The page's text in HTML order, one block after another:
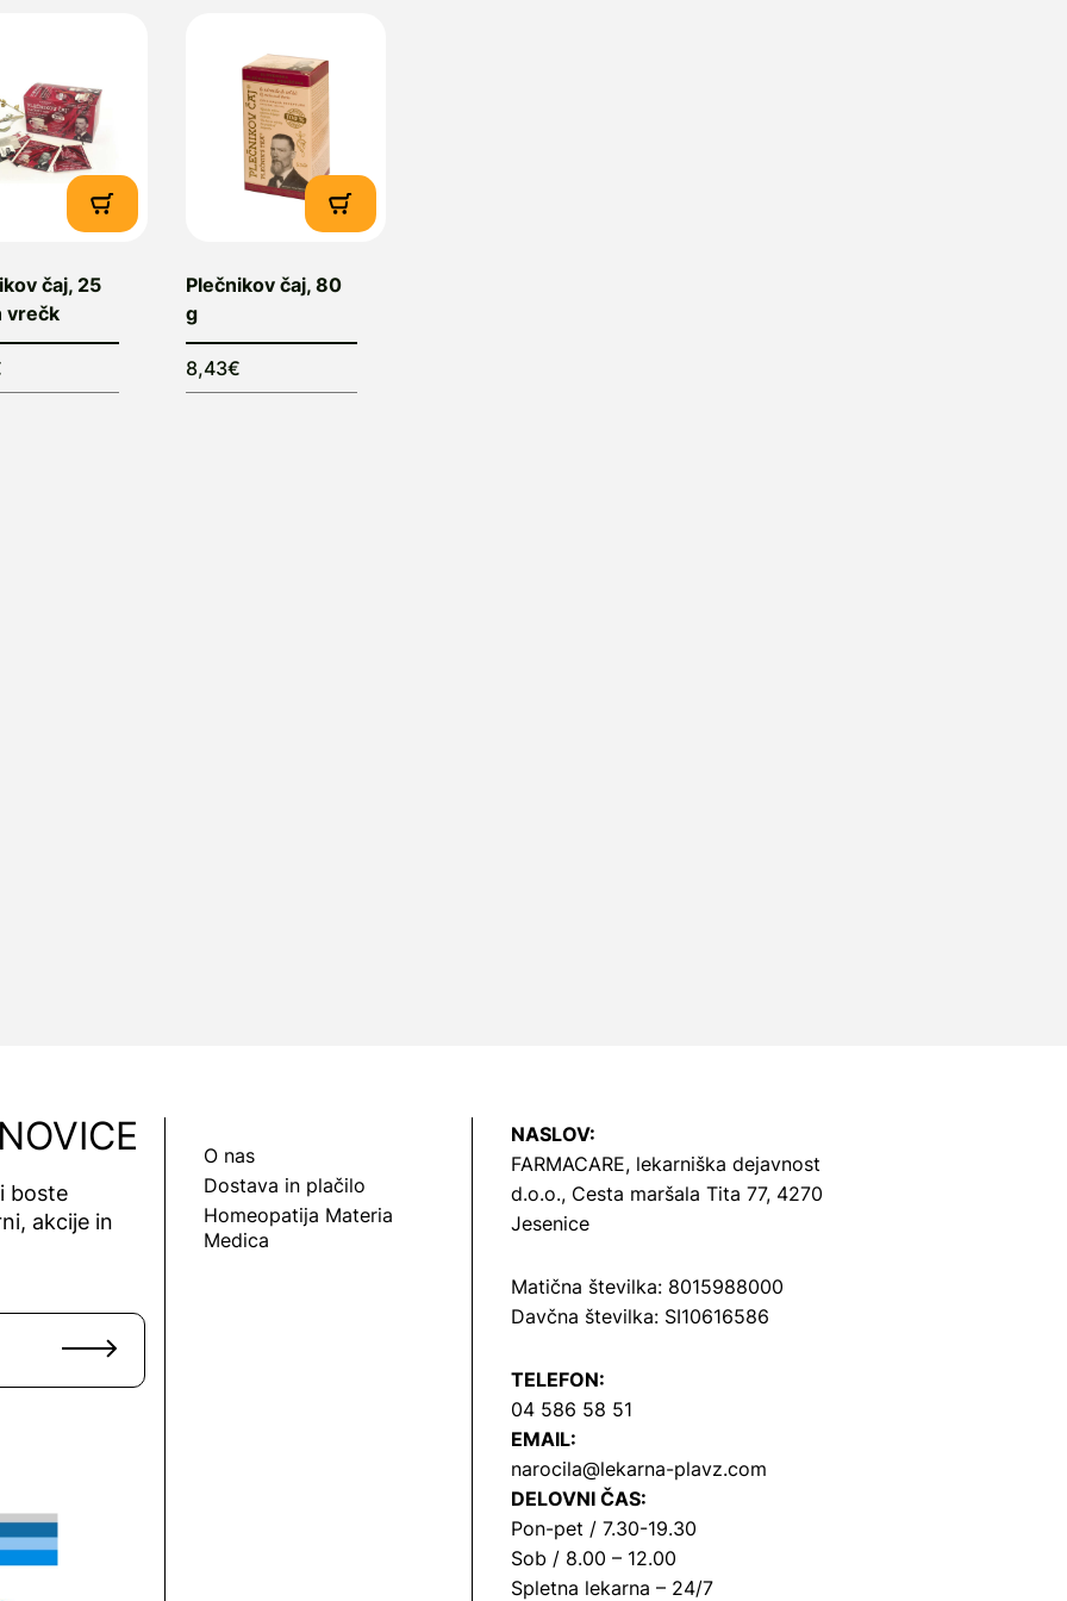
Jože Plečnik ni sladil čaja, gostom in prijateljem s katerimi se je srečeval ob
pa je za sladilo vedno ponudil med. Arhitekt je bil glede prehrane zelo
zato mu je bilo naravno sladilo zagotovo blizu, med pa je bil vedno pri
saj je na vrtu za hišo postavil svoj čebelnjak.
cesta 11, 8310 Šentjernej
čaj, 25
vrečk
Plečnikov čaj, 80
g
8,43€
boste
akcije in
O nas
Dostava in plačilo
Homeopatija Materia
Medica
NASLOV:
FARMACARE, lekarniška dejavnost
d.o.o., Cesta maršala Tita 77, 4270
Jesenice
Matična številka: 8015988000
Davčna številka: SI10616586
TELEFON:
04 586 58 51
EMAIL:
narocila@lekarna-plavz.com
DELOVNI ČAS:
Pon-pet / 7.30-19.30
Sob / 8.00 – 12.00
Spletna lekarna – 24/7